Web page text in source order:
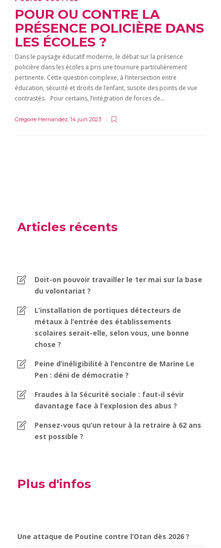
POUR OU CONTRE LA
PRÉSENCE POLICIÈRE DANS
LES ÉCOLES ?
Dans le paysage éducatif moderne, le débat sur la présence
policière dans les écoles a pris une tournure particulièrement
pertinente. Cette question complexe, à l’intersection entre
éducation, sécurité et droits de l’enfant, suscite des points de vue
contrastés. Pour certains, l’intégration de forces de…
Grégoire Hernandez 14 juin 2023
Articles récents
Doit-on pouvoir travailler le 1er mai sur la base
du volontariat ?
L’installation de portiques détecteurs de
métaux à l’entrée des établissements
scolaires serait-elle, selon vous, une bonne
chose ?
Peine d’inéligibilité à l’encontre de Marine Le
Pen : déni de démocratie ?
Fraudes à la Sécurité sociale : faut-il sévir
davantage face à l’explosion des abus ?
Pensez-vous qu’un retour à la retraire à 62 ans
est possible ?
Plus d'infos
Une attaque de Poutine contre l’Otan dès 2026 ?